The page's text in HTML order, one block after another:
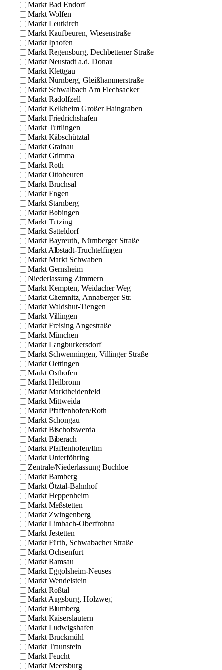
Markt Bad Endorf
Markt Wolfen
Markt Leutkirch
Markt Kaufbeuren, Wiesenstraße
Markt Iphofen
Markt Regensburg, Dechbettener Straße
Markt Neustadt a.d. Donau
Markt Klettgau
Markt Nürnberg, Gleißhammerstraße
Markt Schwalbach Am Flechsacker
Markt Radolfzell
Markt Kelkheim Großer Haingraben
Markt Friedrichshafen
Markt Tuttlingen
Markt Käbschütztal
Markt Grainau
Markt Grimma
Markt Roth
Markt Ottobeuren
Markt Bruchsal
Markt Engen
Markt Starnberg
Markt Bobingen
Markt Tutzing
Markt Satteldorf
Markt Bayreuth, Nürnberger Straße
Markt Albstadt-Truchtelfingen
Markt Markt Schwaben
Markt Gernsheim
Niederlassung Zimmern
Markt Kempten, Weidacher Weg
Markt Chemnitz, Annaberger Str.
Markt Waldshut-Tiengen
Markt Villingen
Markt Freising Angestraße
Markt München
Markt Langburkersdorf
Markt Schwenningen, Villinger Straße
Markt Oettingen
Markt Osthofen
Markt Heilbronn
Markt Marktheidenfeld
Markt Mittweida
Markt Pfaffenhofen/Roth
Markt Schongau
Markt Bischofswerda
Markt Biberach
Markt Pfaffenhofen/Ilm
Markt Unterföhring
Zentrale/Niederlassung Buchloe
Markt Bamberg
Markt Ötztal-Bahnhof
Markt Heppenheim
Markt Meßstetten
Markt Zwingenberg
Markt Limbach-Oberfrohna
Markt Jestetten
Markt Fürth, Schwabacher Straße
Markt Ochsenfurt
Markt Ramsau
Markt Eggolsheim-Neuses
Markt Wendelstein
Markt Roßtal
Markt Augsburg, Holzweg
Markt Blumberg
Markt Kaiserslautern
Markt Ludwigshafen
Markt Bruckmühl
Markt Traunstein
Markt Feucht
Markt Meersburg